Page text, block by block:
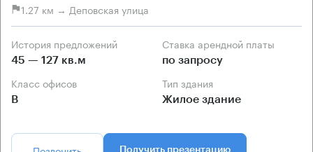
1.27 км → Деповская улица
История предложений
45 — 127 кв.м
Ставка арендной платы
по запросу
Класс офисов
B
Тип здания
Жилое здание